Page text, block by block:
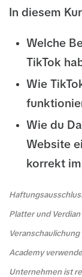
In diesem
Welche
TikTok
Wie
Wie du
Website
korrekt
Platter und
Academy
Unternehmen ist